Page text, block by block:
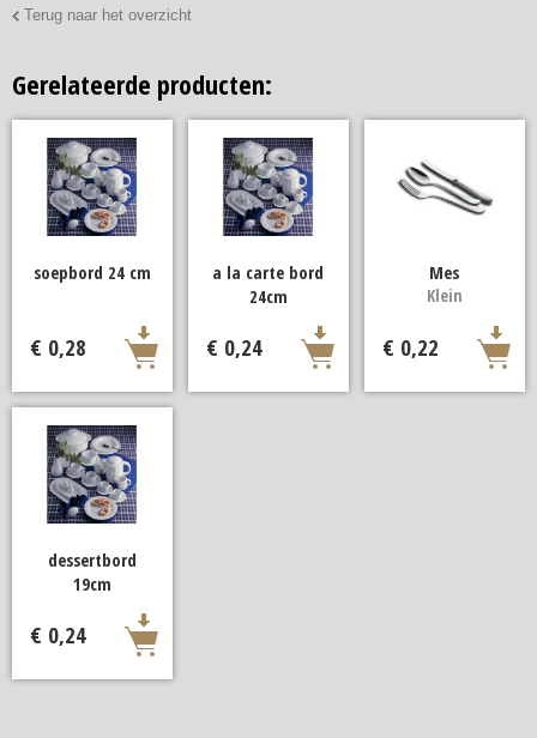
Terug naar het overzicht
Gerelateerde producten:
soepbord 24 cm
€ 0,28
a la carte bord
24cm
€ 0,24
Mes
Klein
€ 0,22
dessertbord
19cm
€ 0,24